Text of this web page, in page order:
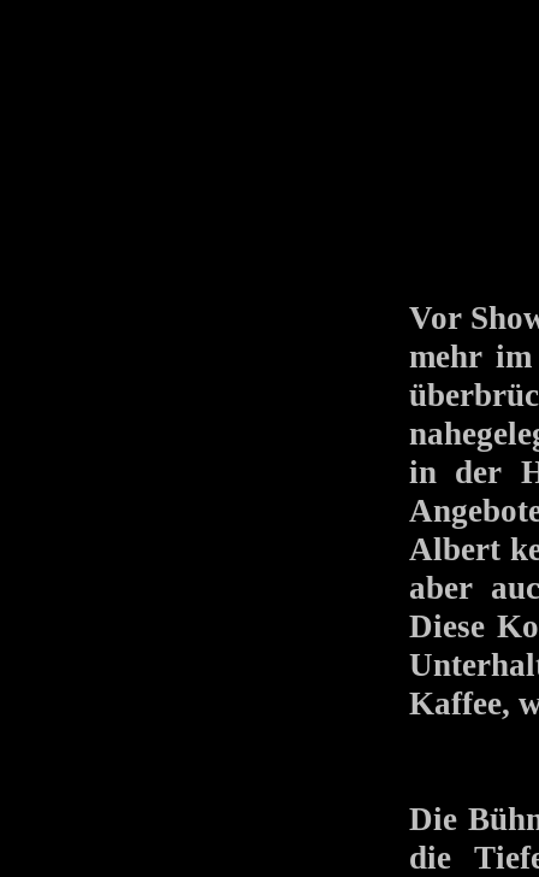
Vor
mehr
in der
Albert
aber
Diese
Kaffee,
Die
die